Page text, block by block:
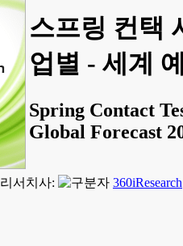
스프링 컨택
업별 - 세계
Spring Contact
Global Forecast
리서치사: 360iResearch